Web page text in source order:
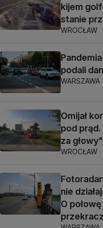
kijem
stanie
WROCŁAW
podali
WARSZAWA
Omijał
pod prąd.
za głowy"
WROCŁAW
nie
O